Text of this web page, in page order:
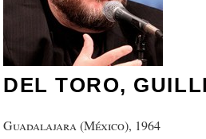
DEL TORO,
Guadalajara (México), 1964